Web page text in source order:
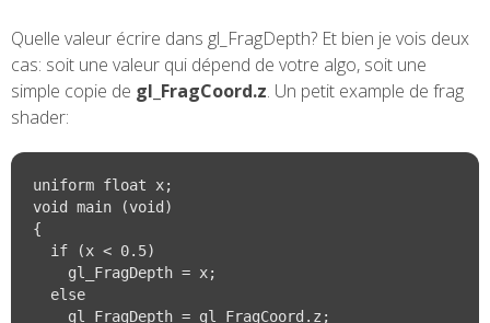
Quelle valeur écrire dans gl_FragDepth? Et bien je vois deux
cas: soit une valeur qui dépend de votre algo, soit une
simple copie de gl_FragCoord.z. Un petit example de frag
shader:
uniform float x;
void main (void)
{